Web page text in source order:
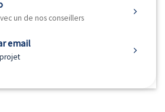
un de nos conseillers
email